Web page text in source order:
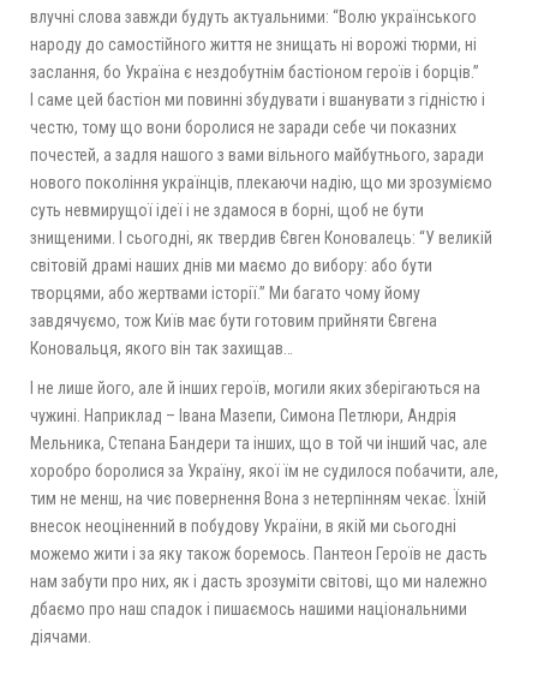
влучні слова завжди будуть актуальними: “Волю українського
народу до самостійного життя не знищать ні ворожі тюрми, ні
заслання, бо Україна є нездобутнім бастіоном героїв і борців.”
І саме цей бастіон ми повинні збудувати і вшанувати з гідністю і
честю, тому що вони боролися не заради себе чи показних
почестей, а задля нашого з вами вільного майбутнього, заради
нового покоління українців, плекаючи надію, що ми зрозуміємо
суть невмирущої ідеї і не здамося в борні, щоб не бути
знищеними. І сьогодні, як твердив Євген Коновалець: “У великій
світовій драмі наших днів ми маємо до вибору: або бути
творцями, або жертвами історії.” Ми багато чому йому
завдячуємо, тож Київ має бути готовим прийняти Євгена
Коновальця, якого він так захищав…
І не лише його, але й інших героїв, могили яких зберігаються на
чужині. Наприклад – Івана Мазепи, Симона Петлюри, Андрія
Мельника, Степана Бандери та інших, що в той чи інший час, але
хоробро боролися за Україну, якої їм не судилося побачити, але,
тим не менш, на чиє повернення Вона з нетерпінням чекає. Їхній
внесок неоціненний в побудову України, в якій ми сьогодні
можемо жити і за яку також боремось. Пантеон Героїв не дасть
нам забути про них, як і дасть зрозуміти світові, що ми належно
дбаємо про наш спадок і пишаємось нашими національними
діячами.